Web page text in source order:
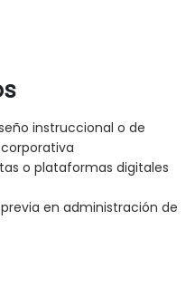
instruccional o de
o plataformas digitales
en administración de